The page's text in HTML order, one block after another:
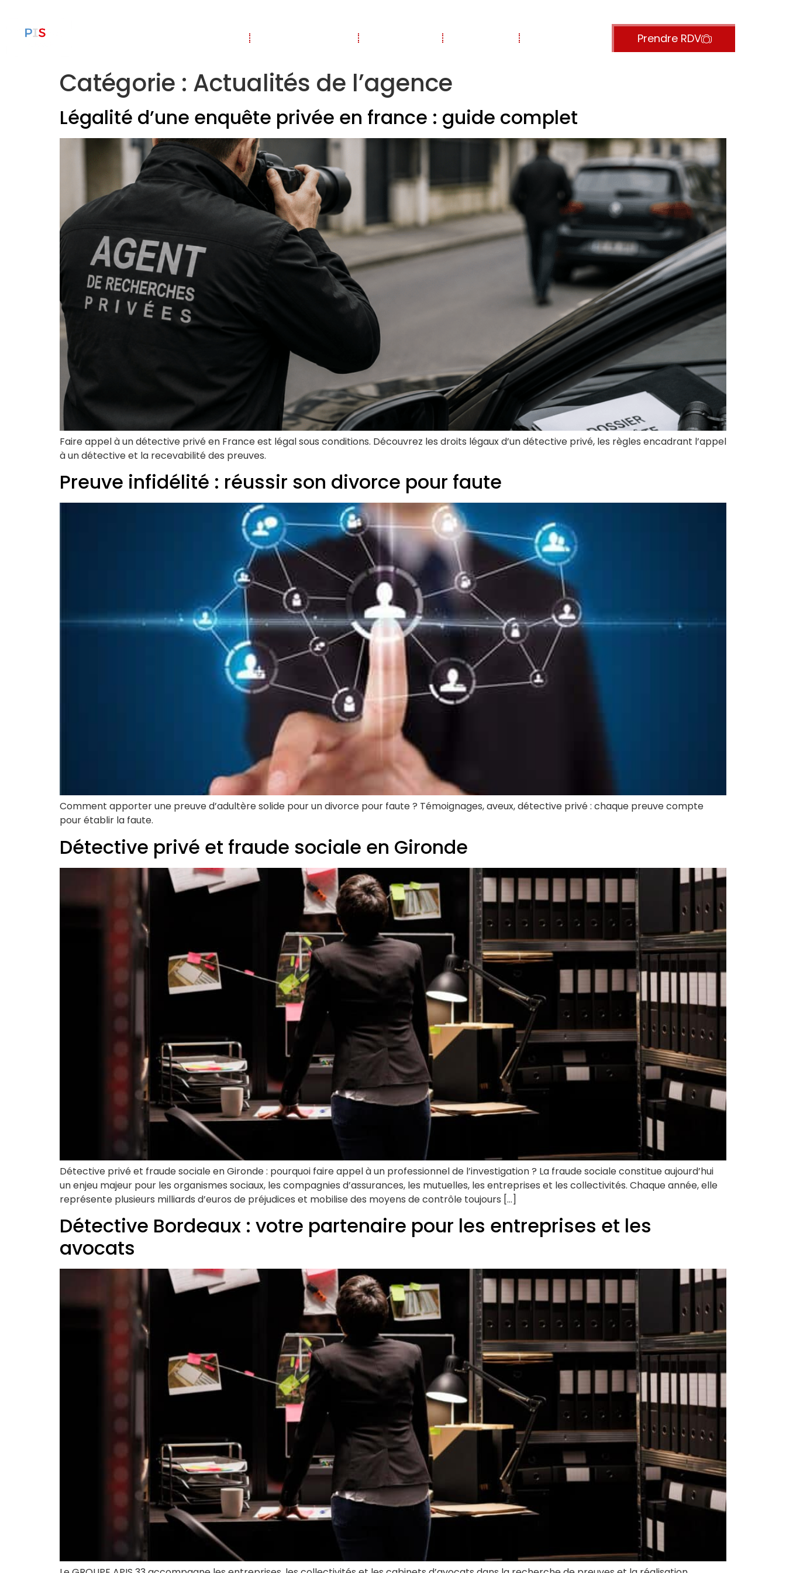
Prendre RDV
Catégorie : Actualités de l’agence
Légalité d’une enquête privée en france : guide complet
Faire appel à un détective privé en France est légal sous conditions. Découvrez les droits légaux d’un détective privé, les règles encadrant l’appel
à un détective et la recevabilité des preuves.
Preuve infidélité : réussir son divorce pour faute
Comment apporter une preuve d’adultère solide pour un divorce pour faute ? Témoignages, aveux, détective privé : chaque preuve compte
pour établir la faute.
Détective privé et fraude sociale en Gironde
Détective privé et fraude sociale en Gironde : pourquoi faire appel à un professionnel de l’investigation ? La fraude sociale constitue aujourd’hui
un enjeu majeur pour les organismes sociaux, les compagnies d’assurances, les mutuelles, les entreprises et les collectivités. Chaque année, elle
représente plusieurs milliards d’euros de préjudices et mobilise des moyens de contrôle toujours […]
Détective Bordeaux : votre partenaire pour les entreprises et les
avocats